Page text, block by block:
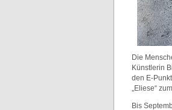
Die
Künstlerin
den E-
„Eliese“
Bis